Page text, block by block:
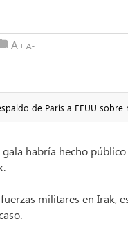
de París a EEUU
habría hecho
militares en Irak,